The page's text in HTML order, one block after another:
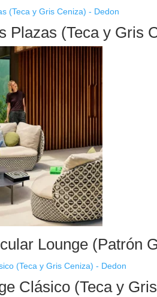
Plazas (Teca y Gris
Lounge (Patrón
Clásico (Teca y